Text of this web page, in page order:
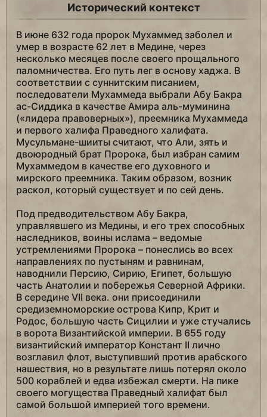
Исторический контекст
В июне 632 года пророк Мухаммед заболел и
умер в возрасте 62 лет в Медине, через
несколько месяцев после своего прощального
паломничества. Его путь лег в основу хаджа. В
соответствии с суннитским писанием,
последователи Мухаммеда выбрали Абу Бакра
ас-Сиддика в качестве Амира аль-муминина
(«лидера правоверных»), преемника Мухаммеда
и первого халифа Праведного халифата.
Мусульмане-шииты считают, что Али, зять и
двоюродный брат Пророка, был избран самим
Мухаммедом в качестве его духовного и
мирского преемника. Таким образом, возник
раскол, который существует и по сей день.
Под предводительством Абу Бакра,
управлявшего из Медины, и его трех способных
наследников, воины ислама – ведомые
устремлениями Пророка – понеслись во всех
направлениях по пустыням и равнинам,
наводнили Персию, Сирию, Египет, большую
часть Анатолии и побережья Северной Африки.
В середине VII века. они присоединили
средиземноморские острова Кипр, Крит и
Родос, большую часть Сицилии и уже стучались
в ворота Византийской империи. В 655 году
византийский император Констант II лично
возглавил флот, выступивший против арабского
нашествия, но в результате лишь потерял около
500 кораблей и едва избежал смерти. На пике
своего могущества Праведный халифат был
самой большой империей того времени.